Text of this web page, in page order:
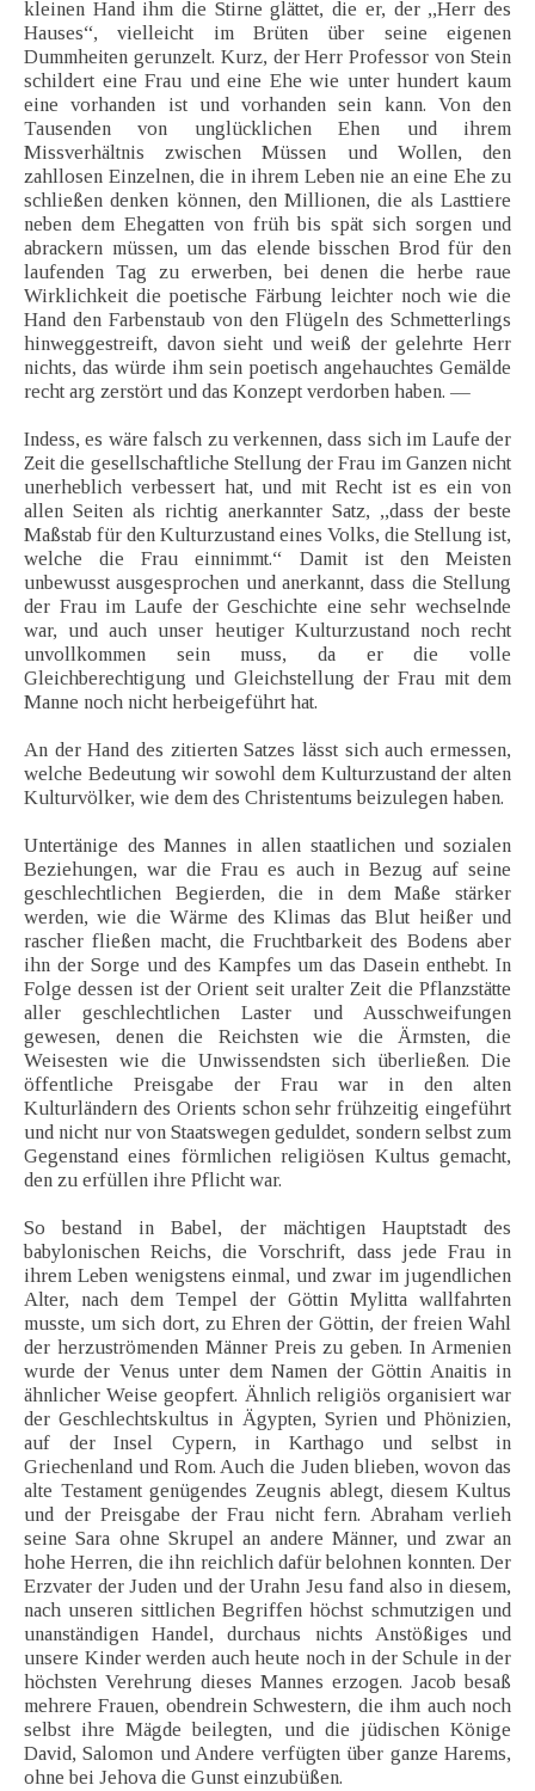
kleinen Hand ihm die Stirne glättet, die er, der ,,Herr des
Hauses“, vielleicht im Brüten über seine eigenen
Dummheiten gerunzelt. Kurz, der Herr Professor von Stein
schildert eine Frau und eine Ehe wie unter hundert kaum
eine vorhanden ist und vorhanden sein kann. Von den
Tausenden von unglücklichen Ehen und ihrem
Missverhältnis zwischen Müssen und Wollen, den
zahllosen Einzelnen, die in ihrem Leben nie an eine Ehe zu
schließen denken können, den Millionen, die als Lasttiere
neben dem Ehegatten von früh bis spät sich sorgen und
abrackern müssen, um das elende bisschen Brod für den
laufenden Tag zu erwerben, bei denen die herbe raue
Wirklichkeit die poetische Färbung leichter noch wie die
Hand den Farbenstaub von den Flügeln des Schmetterlings
hinweggestreift, davon sieht und weiß der gelehrte Herr
nichts, das würde ihm sein poetisch angehauchtes Gemälde
recht arg zerstört und das Konzept verdorben haben. —
Indess, es wäre falsch zu verkennen, dass sich im Laufe der
Zeit die gesellschaftliche Stellung der Frau im Ganzen nicht
unerheblich verbessert hat, und mit Recht ist es ein von
allen Seiten als richtig anerkannter Satz, ,,dass der beste
Maßstab für den Kulturzustand eines Volks, die Stellung ist,
welche die Frau einnimmt.“ Damit ist den Meisten
unbewusst ausgesprochen und anerkannt, dass die Stellung
der Frau im Laufe der Geschichte eine sehr wechselnde
war, und auch unser heutiger Kulturzustand noch recht
unvollkommen sein muss, da er die volle
Gleichberechtigung und Gleichstellung der Frau mit dem
Manne noch nicht herbeigeführt hat.
An der Hand des zitierten Satzes lässt sich auch ermessen,
welche Bedeutung wir sowohl dem Kulturzustand der alten
Kulturvölker, wie dem des Christentums beizulegen haben.
Untertänige des Mannes in allen staatlichen und sozialen
Beziehungen, war die Frau es auch in Bezug auf seine
geschlechtlichen Begierden, die in dem Maße stärker
werden, wie die Wärme des Klimas das Blut heißer und
rascher fließen macht, die Fruchtbarkeit des Bodens aber
ihn der Sorge und des Kampfes um das Dasein enthebt. In
Folge dessen ist der Orient seit uralter Zeit die Pflanzstätte
aller geschlechtlichen Laster und Ausschweifungen
gewesen, denen die Reichsten wie die Ärmsten, die
Weisesten wie die Unwissendsten sich überließen. Die
öffentliche Preisgabe der Frau war in den alten
Kulturländern des Orients schon sehr frühzeitig eingeführt
und nicht nur von Staatswegen geduldet, sondern selbst zum
Gegenstand eines förmlichen religiösen Kultus gemacht,
den zu erfüllen ihre Pflicht war.
So bestand in Babel, der mächtigen Hauptstadt des
babylonischen Reichs, die Vorschrift, dass jede Frau in
ihrem Leben wenigstens einmal, und zwar im jugendlichen
Alter, nach dem Tempel der Göttin Mylitta wallfahrten
musste, um sich dort, zu Ehren der Göttin, der freien Wahl
der herzuströmenden Männer Preis zu geben. In Armenien
wurde der Venus unter dem Namen der Göttin Anaitis in
ähnlicher Weise geopfert. Ähnlich religiös organisiert war
der Geschlechtskultus in Ägypten, Syrien und Phönizien,
auf der Insel Cypern, in Karthago und selbst in
Griechenland und Rom. Auch die Juden blieben, wovon das
alte Testament genügendes Zeugnis ablegt, diesem Kultus
und der Preisgabe der Frau nicht fern. Abraham verlieh
seine Sara ohne Skrupel an andere Männer, und zwar an
hohe Herren, die ihn reichlich dafür belohnen konnten. Der
Erzvater der Juden und der Urahn Jesu fand also in diesem,
nach unseren sittlichen Begriffen höchst schmutzigen und
unanständigen Handel, durchaus nichts Anstößiges und
unsere Kinder werden auch heute noch in der Schule in der
höchsten Verehrung dieses Mannes erzogen. Jacob besaß
mehrere Frauen, obendrein Schwestern, die ihm auch noch
selbst ihre Mägde beilegten, und die jüdischen Könige
David, Salomon und Andere verfügten über ganze Harems,
ohne bei Jehova die Gunst einzubüßen.